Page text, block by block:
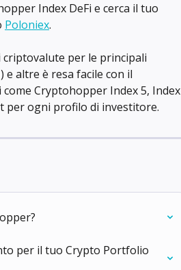
Index DeFi e cerca il tuo
Poloniex.
per le principali
e altre è resa facile con il
Cryptohopper Index 5, Index
per ogni profilo di investitore.
per il tuo Crypto Portfolio